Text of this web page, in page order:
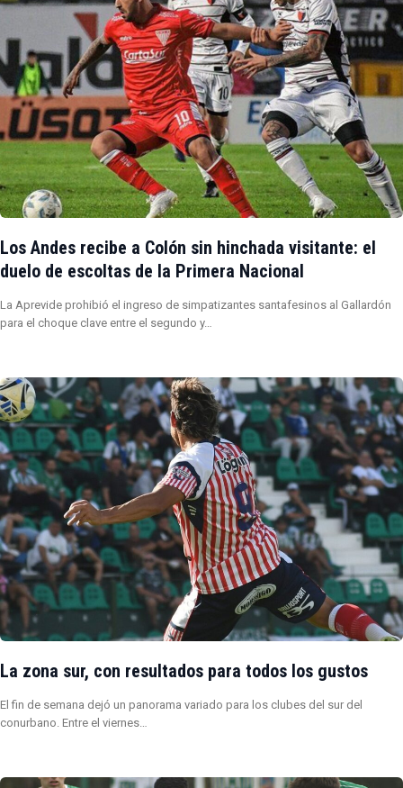
Los Andes recibe a Colón sin hinchada visitante: el
duelo de escoltas de la Primera Nacional
La Aprevide prohibió el ingreso de simpatizantes santafesinos al Gallardón
para el choque clave entre el segundo y…
La zona sur, con resultados para todos los gustos
El fin de semana dejó un panorama variado para los clubes del sur del
conurbano. Entre el viernes…